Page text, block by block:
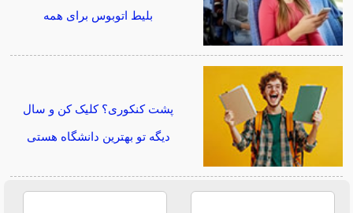
بلیط اتوبوس برای همه
پشت کنکوری؟ کلیک کن و سال
دیگه تو بهترین دانشگاه هستی